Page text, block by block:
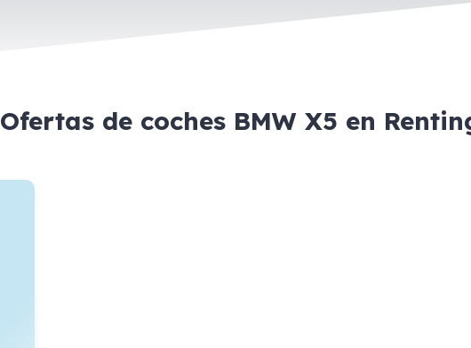
Ofertas de coches BMW X5 en